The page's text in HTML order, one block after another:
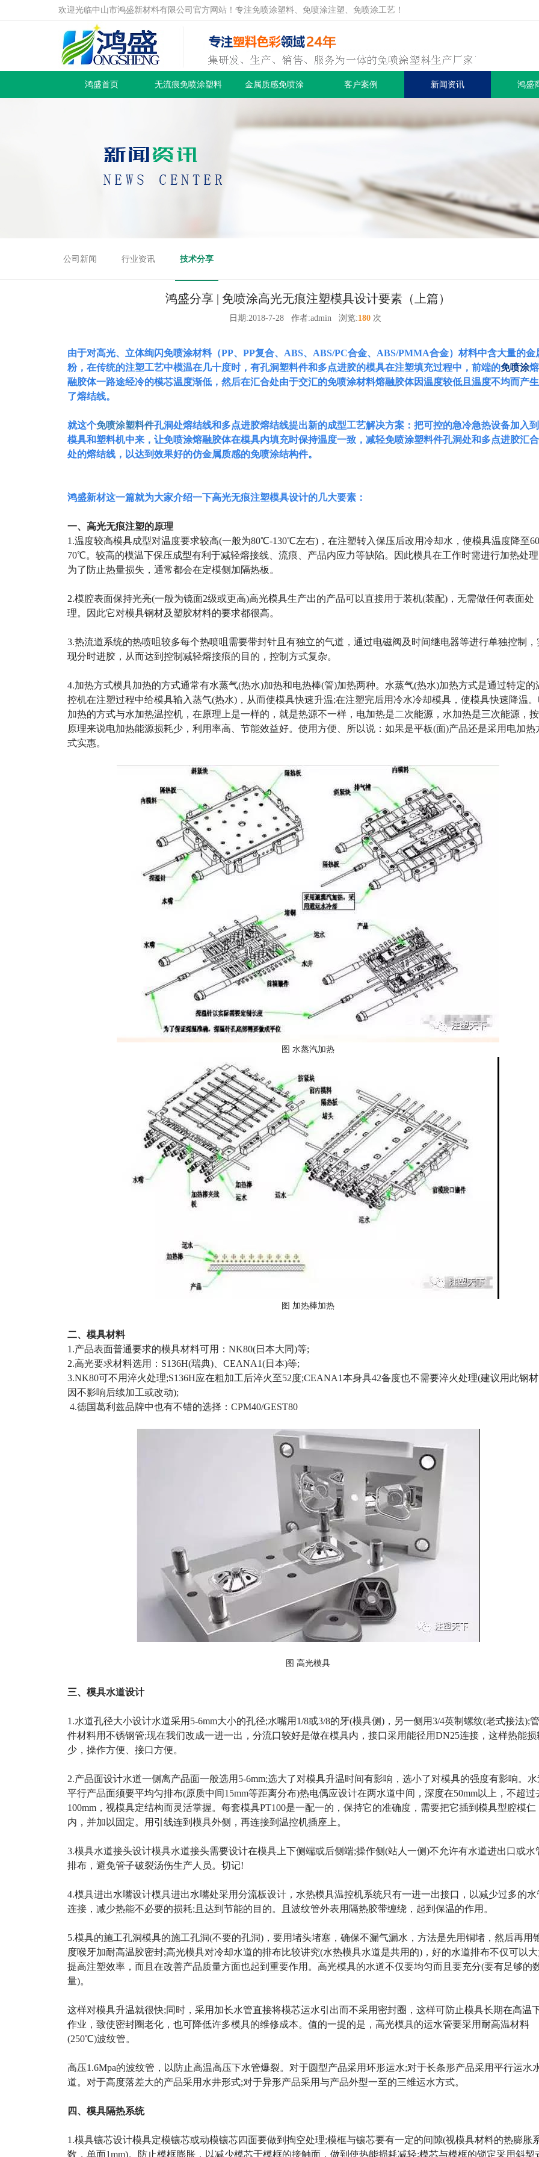
欢迎光临中山市鸿盛新材料有限公司官方网站！专注免喷涂塑料、免喷涂注塑、免喷涂工艺！
鸿盛首页 无流痕免喷涂塑料 金属质感免喷涂 客户案例 新闻资讯 鸿盛
公司新闻 行业资讯 技术分享
鸿盛分享 | 免喷涂高光无痕注塑模具设计要素（上篇）
日期:2018-7-28 作者:admin 浏览:180 次
由于对高光、立体绚闪免喷涂材料（PP、 PP复合、 ABS、 ABS/PC合金、 ABS/PMMA合金）材料中含大量的金
粉，在传统的注塑工艺中模温在几十度时，有孔洞塑料件和多点进胶的模具在注塑填充过程中，前端的免喷涂熔
融胶体一路途经冷的模芯温度渐低，然后在汇合处由于交汇的免喷涂材料熔融胶体因温度较低且温度不均而产生
了熔结线。
就这个免喷涂塑料件孔洞处熔结线和多点进胶熔结线提出新的成型工艺解决方案：把可控的急冷急热设备加入到
模具和塑料机中来，让免喷涂熔融胶体在模具内填充时保持温度一致，减轻免喷涂塑料件孔洞处和多点进胶汇合
处的熔结线，以达到效果好的仿金属质感的免喷涂结构件。
鸿盛新材这一篇就为大家介绍一下高光无痕注塑模具设计的几大要素：
一、高光无痕注塑的原理
1.温度较高模具成型对温度要求较高(一般为80℃-130℃左右)，在注塑转入保压后改用冷却水，使模具温度降至
70℃。较高的模温下保压成型有利于减轻熔接线、流痕、产品内应力等缺陷。因此模具在工作时需进行加热处
为了防止热量损失，通常都会在定模侧加隔热板。
2.模腔表面保持光亮(一般为镜面2级或更高)高光模具生产出的产品可以直接用于装机(装配)，无需做任何表面处
理。因此它对模具钢材及塑胶材料的要求都很高。
3.热流道系统的热喷咀较多每个热喷咀需要带封针且有独立的气道，通过电磁阀及时间继电器等进行单独控制，
现分时进胶，从而达到控制减轻熔接痕的目的，控制方式复杂。
4.加热方式模具加热的方式通常有水蒸气(热水)加热和电热棒(管)加热两种。水蒸气(热水)加热方式是通过特定的
控机在注塑过程中给模具输入蒸气(热水)，从而使模具快速升温;在注塑完后用冷水冷却模具，使模具快速降温
加热的方式与水加热温控机，在原理上是一样的，就是热源不一样，电加热是二次能源，水加热是三次能源，按
原理来说电加热能源损耗少，利用率高、节能效益好。使用方便、所以说：如果是平板(面)产品还是采用电加热
式实惠。
图 水蒸汽加热
图 加热棒加热
二、模具材料
1.产品表面普通要求的模具材料可用：NK80(日本大同)等;
2.高光要求材料选用：S136H(瑞典)、CEANA1(日本)等;
3.NK80可不用淬火处理;S136H应在粗加工后淬火至52度;CEANA1本身具42备度也不需要淬火处理(建议用此钢
因不影响后续加工或改动);
4.德国葛利兹品牌中也有不错的选择：CPM40/GEST80
图 高光模具
三、模具水道设计
1.水道孔径大小设计水道采用5-6mm大小的孔径;水嘴用1/8或3/8的牙(模具侧)，另一侧用3/4英制螺纹(老式接法);管
件材料用不锈钢管;现在我们改成一进一出，分流口较好是做在模具内，接口采用能径用DN25连接，这样热能损
少，操作方便、接口方便。
2.产品面设计水道一侧离产品面一般选用5-6mm;选大了对模具升温时间有影响，选小了对模具的强度有影响。水
平行产品面须要平均匀排布(原质中间15mm等距离分布)热电偶应设计在两水道中间，深度在50mm以上，不超过
100mm，视模具定结构而灵活掌握。每套模具PT100是一配一的，保持它的准确度，需要把它插到模具型腔模仁
内，并加以固定。用引线连到模具外侧，再连接到温控机插座上。
3.模具水道接头设计模具水道接头需要设计在模具上下侧端或后侧端;操作侧(站人一侧)不允许有水道进出口或水
排布，避免管子破裂汤伤生产人员。切记!
4.模具进出水嘴设计模具进出水嘴处采用分流板设计，水热模具温控机系统只有一进一出接口，以减少过多的水
连接，减少热能不必要的损耗;且达到节能的目的。且波纹管外表用隔热胶带缠绕，起到保温的作用。
5.模具的施工孔洞模具的施工孔洞(不要的孔洞)，要用堵头堵塞，确保不漏气漏水，方法是先用铜堵，然后再用
度喉牙加耐高温胶密封;高光模具对冷却水道的排布比较讲究(水热模具水道是共用的)，好的水道排布不仅可以
提高注塑效率，而且在改善产品质量方面也起到重要作用。高光模具的水道不仅要均匀而且要充分(要有足够的
量)。
这样对模具升温就很快;同时，采用加长水管直接将模芯运水引出而不采用密封圈，这样可防止模具长期在高温
作业，致使密封圈老化，也可降低许多模具的维修成本。值的一提的是，高光模具的运水管要采用耐高温材料
(250℃)波纹管。
高压1.6Mpa的波纹管，以防止高温高压下水管爆裂。对于圆型产品采用环形运水;对于长条形产品采用平行运水
道。对于高度落差大的产品采用水井形式;对于异形产品采用与产品外型一至的三维运水方式。
四、模具隔热系统
1.模具镶芯设计模具定模镶芯或动模镶芯四面要做到掏空处理;模框与镶芯要有一定的间隙(视模具材料的热膨胀
数，单面1mm)。防止模框膨胀，以减少模芯于模框的接触面，做到使热能损耗减轻;模芯与模框的锁定采用斜契